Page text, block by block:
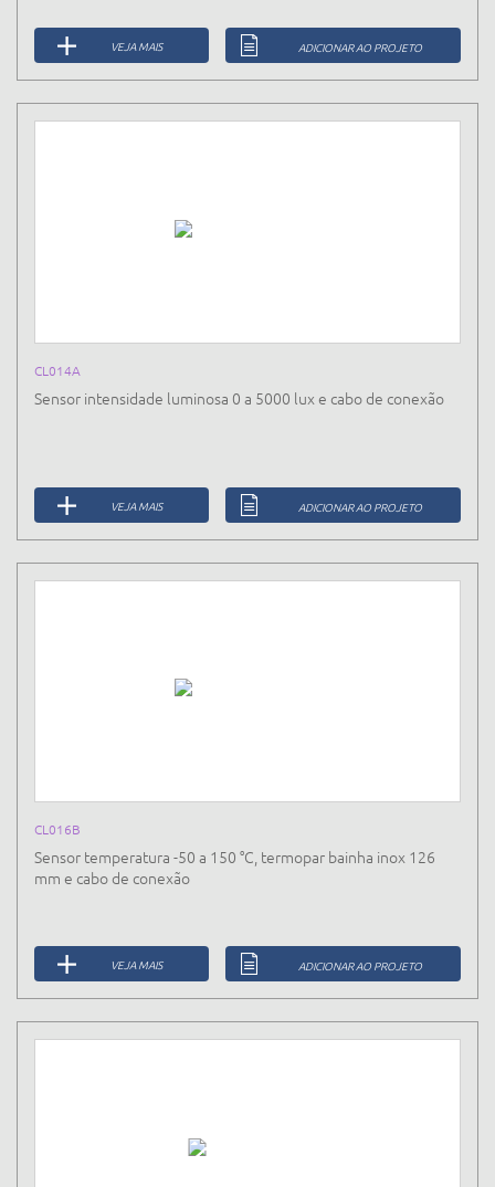
VEJA MAIS ADICIONAR AO PROJETO
CL014A
Sensor intensidade luminosa 0 a 5000 lux e cabo de conexão
VEJA MAIS ADICIONAR AO PROJETO
CL016B
Sensor temperatura -50 a 150 °C, termopar bainha inox 126
mm e cabo de conexão
VEJA MAIS ADICIONAR AO PROJETO